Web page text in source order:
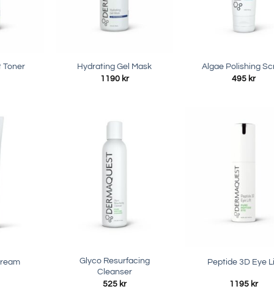
Toner
Hydrating Gel Mask
1190 kr
Algae Polishing
495 kr
Glyco Resurfacing
Cleanser
525 kr
Peptide 3D Eye
1195 kr